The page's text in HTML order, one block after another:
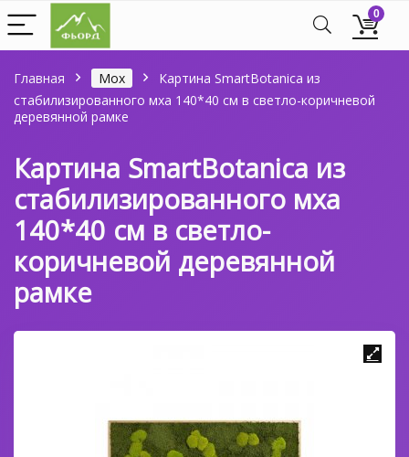
0
Главная Мох
Картина SmartBotanica из
стабилизированного мха 140*40 см в светло-коричневой
деревянной рамке
Картина SmartBotanica из
стабилизированного мха
140*40 см в светло-
коричневой деревянной
рамке